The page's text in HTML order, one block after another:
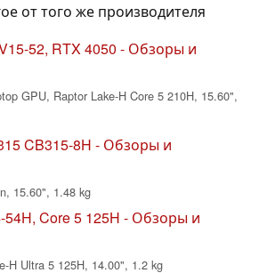
от того же производителя
52, RTX 4050 - Обзоры и
GPU, Raptor Lake-H Core 5 210H, 15.60",
CB315-8H - Обзоры и
15.60", 1.48 kg
54H, Core 5 125H - Обзоры и
H Ultra 5 125H, 14.00", 1.2 kg